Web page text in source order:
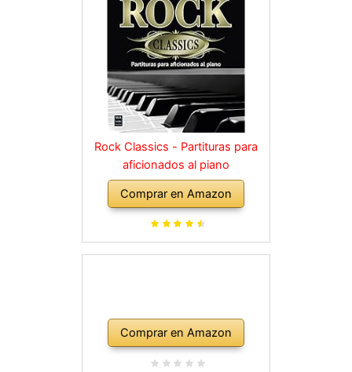
Rock Classics - Partituras para
aficionados al piano
Comprar en Amazon
Comprar en Amazon